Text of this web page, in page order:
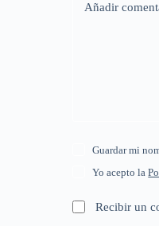
Añadir
Guardar mi
Yo acepto la
Recibir un